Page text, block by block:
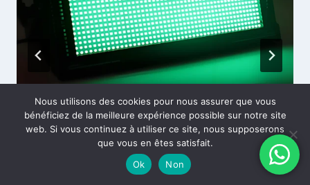
Pourquoi les lumières LED
scintillent-elles sur les vidéos ?
24 février 2025
Nous utilisons des cookies pour nous assurer que vous
bénéficiez de la meilleure expérience possible sur notre site
web. Si vous continuez à utiliser ce site, nous supposerons
que vous en êtes satisfait.
Ok
Non